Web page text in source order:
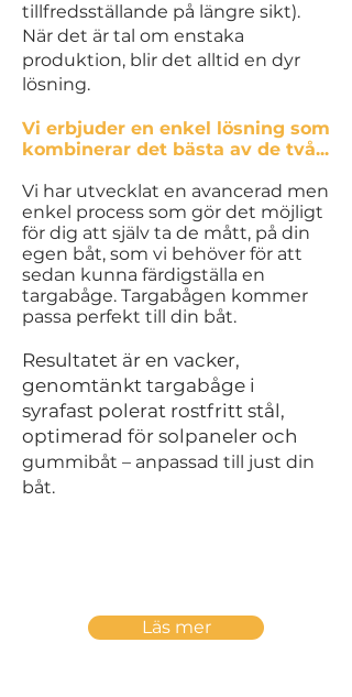
tillfredsställande på längre sikt).
När det är tal om enstaka
produktion, blir det alltid en dyr
lösning.
Vi erbjuder en enkel lösning som
kombinerar det bästa av de två...
Vi har utvecklat en avancerad men
enkel process som gör det möjligt
för dig att själv ta de mått, på din
egen båt, som vi behöver för att
sedan kunna färdigställa en
targabåge. Targabågen kommer
passa perfekt till din båt.
Resultatet är en vacker,
genomtänkt targabåge i
syrafast polerat rostfritt stål,
optimerad för solpaneler och
gummibåt – anpassad till just din
båt.
Läs mer